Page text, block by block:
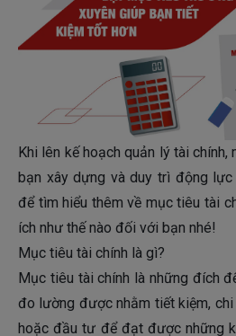
Khi lên kế hoạch quản lý tài
bạn xây dựng và duy trì động
để tìm hiểu thêm về mục tiêu tài
ích như thế nào đối với bạn nhé!
Mục tiêu tài chính là gì?
Mục tiêu tài chính là những đích
đo lường được nhằm tiết kiệm,
hoặc đầu tư để đạt được những